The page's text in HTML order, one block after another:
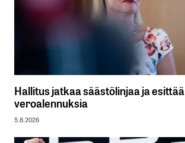
Hallitus jatkaa säästölinjaa ja esittää
veroalennuksia
5.8.2026